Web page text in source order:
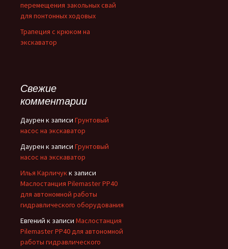
перемещения закольных свай
для понтонных ходовых
Трапеция с крюком на
экскаватор
Свежие
комментарии
Даурен к записи Грунтовый
насос на экскаватор
Даурен к записи Грунтовый
насос на экскаватор
Илья Карличукк записи
Маслостанция Pilemaster PP40
для автономной работы
гидравлического оборудования
Евгений к записи Маслостанция
Pilemaster PP40 для автономной
работы гидравлического